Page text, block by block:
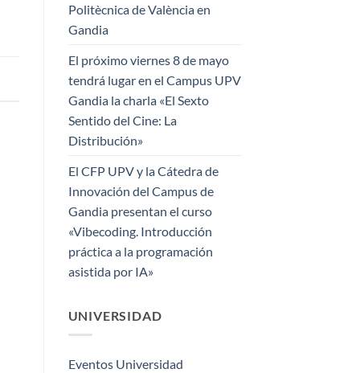
Politècnica de València en
Gandia
El próximo viernes 8 de mayo
tendrá lugar en el Campus UPV
Gandia la charla «El Sexto
Sentido del Cine: La
Distribución»
El CFP UPV y la Cátedra de
Innovación del Campus de
Gandia presentan el curso
«Vibecoding. Introducción
práctica a la programación
asistida por IA»
UNIVERSIDAD
Eventos Universidad